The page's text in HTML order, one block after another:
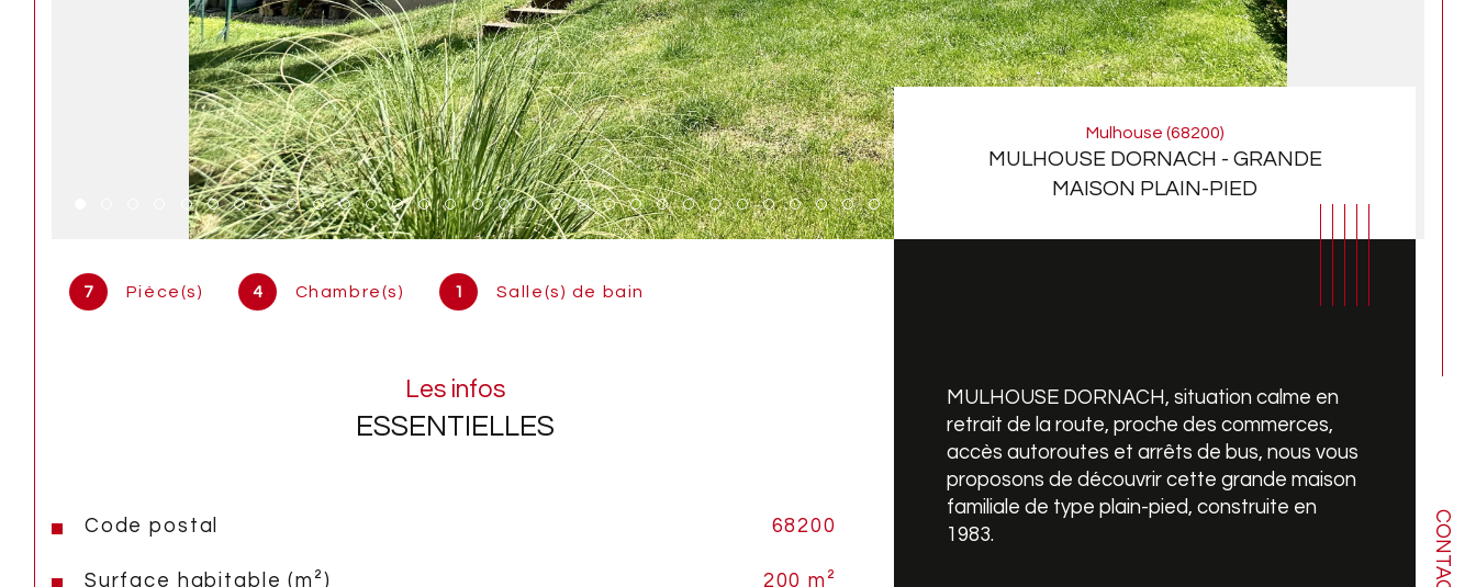
CONTACT
Mulhouse (68200)
MULHOUSE DORNACH - GRANDE
MAISON PLAIN-PIED
7 Pièce(s) 4 Chambre(s) 1 Salle(s) de bain
Les infos
ESSENTIELLES
Caractéristiques Valeurs
Code postal 68200
Surface habitable (m²) 200 m²
Caractéristiques
Nombre de pièces
MULHOUSE DORNACH, situation calme en
retrait de la route, proche des commerces,
accès autoroutes et arrêts de bus, nous vous
proposons de découvrir cette grande maison
familiale de type plain-pied, construite en
1983.